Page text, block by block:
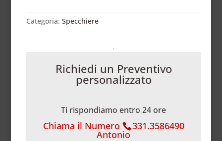
Categoria:Specchiere
Richiedi un Preventivo
personalizzato
Ti rispondiamo entro 24 ore
Chiama il Numero 331.3586490
Antonio